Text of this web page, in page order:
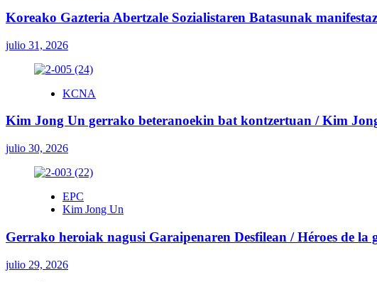
Koreako Gazteria Abertzale Sozialistaren Batasunak
julio 31, 2026
KCNA
Kim Jong Un gerrako beteranoekin bat kontzertuan / Kim
julio 30, 2026
EPC
Kim Jong Un
Gerrako heroiak nagusi Garaipenaren Desfilean / Héroes de la
julio 29, 2026